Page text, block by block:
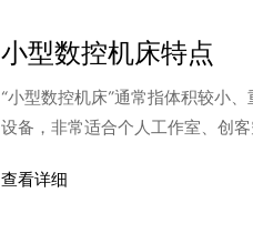
小型数控机床特点
“小型数控机床”通常指体积较小
设备，非常适合个人工作室、创
查看详细